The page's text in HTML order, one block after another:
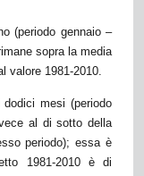
(periodo gennaio –
sopra la media
valore 1981-2010.
mesi (periodo
al di sotto della
periodo); essa è
1981-2010 è di